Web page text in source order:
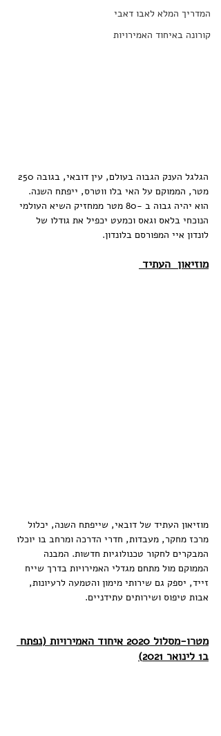
המדריך המלא לאבו דאבי
קורונה באיחוד האמירויות
מטר, הממוקם על האי בלו ווטרס, ייפתח השנה.
הוא יהיה גבוה ב -80 מטר ממחזיק השיא העולמי
הנוכחי בלאס וגאס וכמעט יכפיל את גודלו של
לונדון איי המפורסם בלונדון.
מוזיאון  העתיד
מוזיאון העתיד של דובאי, שייפתח השנה, יכלול
מרכז מחקר, מעבדות, חדרי הדרכה ומרחב בו יוכלו
המבקרים לחקור טכנולוגיות חדשות. המבנה
הממוקם מול מתחם מגדלי האמירויות בדרך שייח
זייד, יספק גם שירותי מימון והטמעה לרעיונות,
אבות טיפוס ושירותים עתידניים.
מטרו-מסלול 2020 איחוד האמירויות (נפתח
ב1 לינואר 2021)